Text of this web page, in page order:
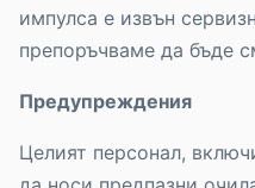
импулса е извън
препоръчваме да бъде
Предупреждения
Целият персонал,